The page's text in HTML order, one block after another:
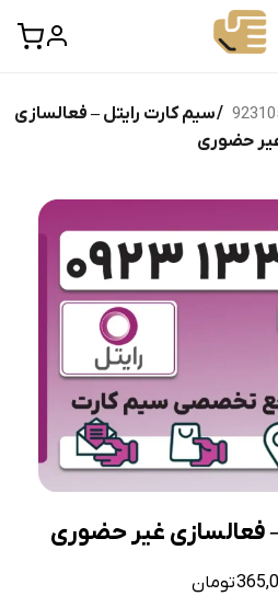
/ سیم کارت رایتل – فعالسازی
حضوری
فعالسازی غیر حضوری
تومان